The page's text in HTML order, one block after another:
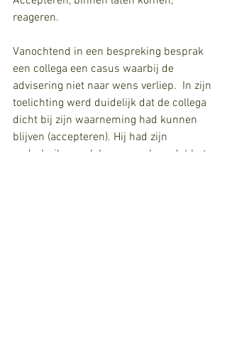
reageren.
Vanochtend in een bespreking besprak
een collega een casus waarbij de
advisering niet naar wens verliep.  In zijn
toelichting werd duidelijk dat de collega
dicht bij zijn waarneming had kunnen
blijven (accepteren). Hij had zijn
onderbuikgevoel  kunnen volgen dat het